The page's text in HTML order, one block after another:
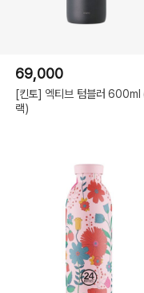
69,000
[킨토] 엑티브 텀블러 600ml
랙)